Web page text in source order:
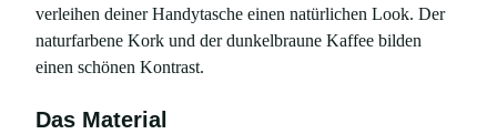
m
t
verleihen deiner Handytasche einen natürlichen Look. Der
naturfarbene Kork und der dunkelbraune Kaffee bilden
einen schönen Kontrast.
Das Material